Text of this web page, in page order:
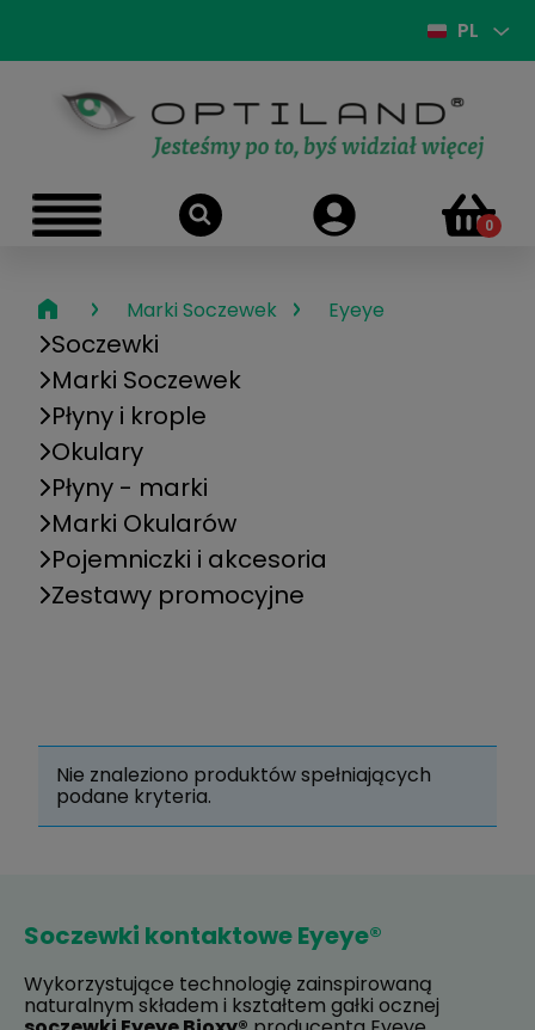
PL
› Marki Soczewek › Eyeye
Soczewki
Marki Soczewek
Płyny i krople
Okulary
Płyny - marki
Marki Okularów
Pojemniczki i akcesoria
Zestawy promocyjne
Nie znaleziono produktów spełniających
podane kryteria.
Soczewki kontaktowe Eyeye®
Wykorzystujące technologię zainspirowaną
naturalnym składem i kształtem gałki ocznej